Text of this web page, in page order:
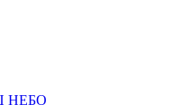
НЕБО